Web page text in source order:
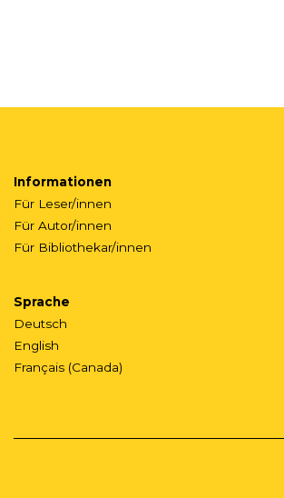
Informationen
Für Leser/innen
Für Autor/innen
Für Bibliothekar/innen
Sprache
Deutsch
English
Français (Canada)